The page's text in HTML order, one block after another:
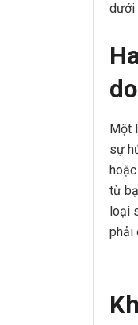
dưới
Một
sự
từ
loại
phải